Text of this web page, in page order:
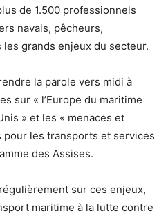
de 1.500 professionnels
navals, pêcheurs,
grands enjeux du secteur.
la parole vers midi à
sur « l’Europe du maritime
» et les « menaces et
les transports et services
des Assises.
sur ces enjeux,
maritime à la lutte contre